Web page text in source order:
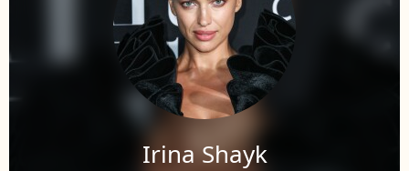
Irina Shayk